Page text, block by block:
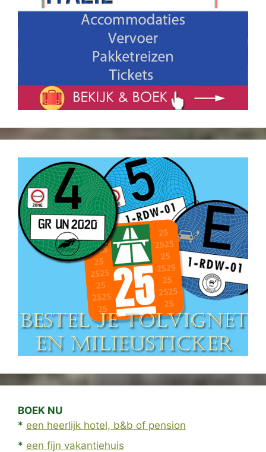
BOEK NU
* een heerlijk hotel, b&b of pension
* een fijn vakantiehuis